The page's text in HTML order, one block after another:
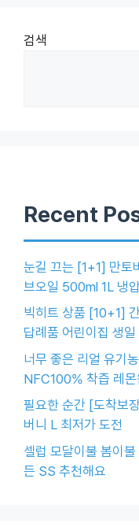
검색
Recent
눈길 끄는 [1+1] 만토
브오일 500ml 1L 냉
빅히트 상품 [10+1]
답례품 어린이집 생
너무 좋은 리얼 유기
NFC100% 착즙 레몬
필요한 순간 [도착보
버니 L 최저가 도전
셀럽 모달이불 봄이
든 SS 추천해요